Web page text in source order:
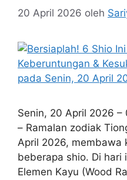
20 April 2026 oleh
Senin, 20 April 2026 –
– Ramalan zodiak
April 2026, membawa
beberapa shio. Di hari
Elemen Kayu (Wood